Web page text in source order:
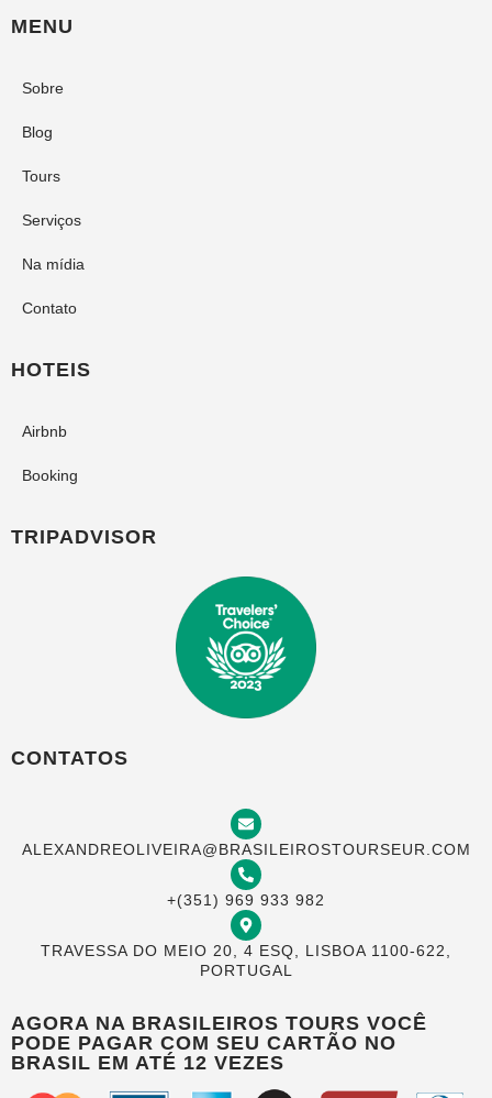
MENU
Sobre
Blog
Tours
Serviços
Na mídia
Contato
HOTEIS
Airbnb
Booking
TRIPADVISOR
CONTATOS
ALEXANDREOLIVEIRA@BRASILEIROSTOURSEUR.COM
+(351) 969 933 982
TRAVESSA DO MEIO 20, 4 ESQ, LISBOA 1100-622,
PORTUGAL
AGORA NA BRASILEIROS TOURS VOCÊ
PODE PAGAR COM SEU CARTÃO NO
BRASIL EM ATÉ 12 VEZES